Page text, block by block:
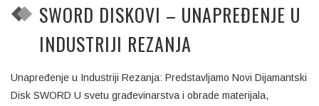
SWORD DISKOVI – UNAPREĐENJE U
INDUSTRIJI REZANJA
Unapređenje u Industriji Rezanja: Predstavljamo Novi Dijamantski
Disk SWORD U svetu građevinarstva i obrade materijala,